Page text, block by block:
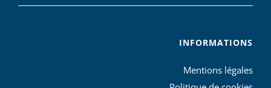
INFORMATIONS
Mentions légales